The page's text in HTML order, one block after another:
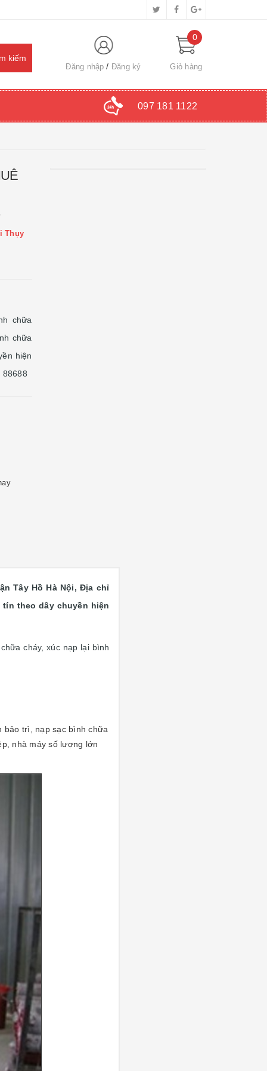
Đăng nhập Đăng ký
0
Giỏ hàng
097 181 1122
Thụy
chữa
chữa
hiện
88688
Tây Hồ Hà Nội, Địa chỉ
theo dây chuyền hiện
cháy, xúc nạp lại bình
bảo trì, nạp sạc bình chữa
nhà máy số lượng lớn